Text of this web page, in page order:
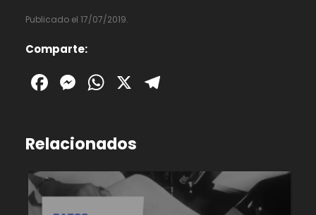
Publicado el 17/07/2019.
Comparte:
Facebook
Messenger
WhatsApp
X
Relacionados